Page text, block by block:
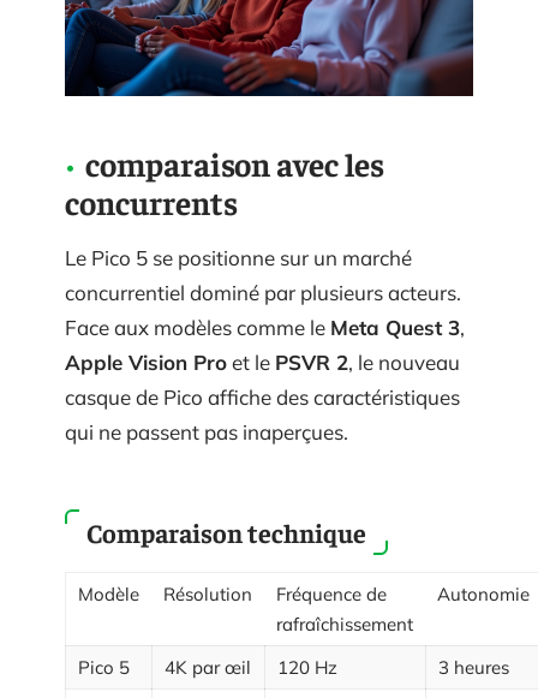
comparaison avec les
concurrents
Le Pico 5 se positionne sur un marché
concurrentiel dominé par plusieurs acteurs.
Face aux modèles comme le Meta Quest 3,
Apple Vision Proet le PSVR 2, le nouveau
casque de Pico affiche des caractéristiques
qui ne passent pas inaperçues.
Comparaison technique
Modèle Résolution
Fréquence de
rafraîchissement
Autonomie
Pico 5 4K par œil 120 Hz
3 heures